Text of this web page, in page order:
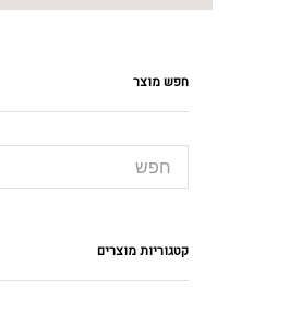
חפש מוצר
קטגוריות מוצרים